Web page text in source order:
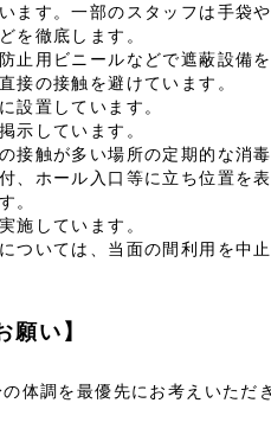
ます。一部のスタッフは手袋
を徹底します。
止用ビニールなどで遮蔽設備
接の接触を避けています。
設置しています。
示しています。
接触が多い場所の定期的な消
、ホール入口等に立ち位置を
。
施しています。
ついては、当面の間利用を中止
い】
体調を最優先にお考えいただ